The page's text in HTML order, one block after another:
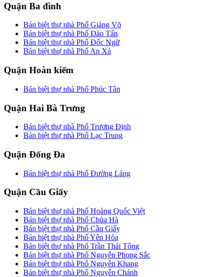
Quận Ba đình
Bán biệt thự nhà Phố Giảng Võ
Bán biệt thự nhà Phố Đào Tấn
Bán biệt thự nhà Phố Đốc Ngữ
Bán biệt thự nhà Phố An Xá
Quận Hoàn kiếm
Bán biệt thự nhà Phố Phúc Tân
Quận Hai Bà Trưng
Bán biệt thự nhà Phố Trương Định
Bán biệt thự nhà Phố Lạc Trung
Quận Đống Đa
Bán biệt thự nhà Phố Đường Láng
Quận Cầu Giấy
Bán biệt thự nhà Phố Hoàng Quốc Việt
Bán biệt thự nhà Phố Chùa Hà
Bán biệt thự nhà Phố Cầu Giấy
Bán biệt thự nhà Phố Yên Hòa
Bán biệt thự nhà Phố Trần Thái Tông
Bán biệt thự nhà Phố Nguyễn Phong Sắc
Bán biệt thự nhà Phố Nguyễn Khang
Bán biệt thự nhà Phố Nguyễn Chánh